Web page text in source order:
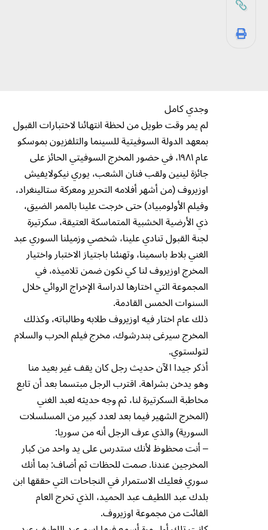
وجدي كامل
لم يمر وقت طويل من لحظة انتهائنا لاختبارات القبول
بمعهد الدولة السوفيتية للسينما والتلفزيون بموسكو
عام ١٩٨١، في حضور المخرج السوفيتي الحائز على
جائزة لينين ولقب فنان الشعب، يوري نيكولايفيش
اوزيروف (من أشهر أفلامه التحرير ومعركة ستالينغراد،
وفيلم الأولومبياد) حتى خرجت علينا بالممر الضيق،
ذي الأرضية الخشبية المتماسكة العتيقة، سكرتيرة
لجنة القبول تنادي علينا، شخصي وزميلنا السوري عبد
الغني بلاط باسمينا، وتهنئنا باجتياز الاختبار واختيار
المخرج اوزيروف لنا كي نكون ضمن تلاميذه، في
المجموعة التي اختارها لدراسة الإخراج الروائي خلال
السنوات الخمس القادمة.
ذلك عام اختار فيه اوزيروف طلابه وطالباته، وكذلك
المخرج سيرغى بندرشوك، مخرج فيلم الحرب والسلام
لتولستوي.
أذكر جيدا الآن حديث رجل كان يقف غير بعيد منا
وهو يدخن بشراهة. اقترب الرجل مبتسما بعد أن تابع
مخاطبة السكرتيرة لنا، ثم وجه حديثه لعبد الغني
(المخرج الشهير فيما بعد لعدد كبير من المسلسلات
السورية) والذي عرف الرجل أنه من سوريا:
– أنت محظوظ لأنك ستدرس على يد واحد من كبار
المخرجين عندنا. صمت للحظات ثم أضاف: بما أنك
سوري فعليك الاستمرار في النجاحات التي حققها ابن
بلدك عبد اللطيف عبد الحميد، الذي تخرج العام
الفائت من مجموعة اوزيروف.